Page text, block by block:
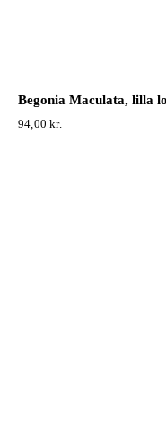
Begonia Maculata, lilla lo
94,00kr.